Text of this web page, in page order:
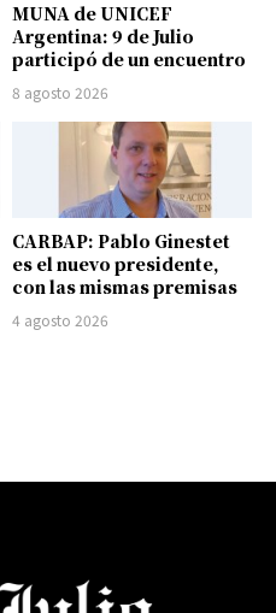
MUNA de UNICEF
Argentina: 9 de Julio
participó de un encuentro
8 agosto 2026
CARBAP: Pablo Ginestet
es el nuevo presidente,
con las mismas premisas
4 agosto 2026